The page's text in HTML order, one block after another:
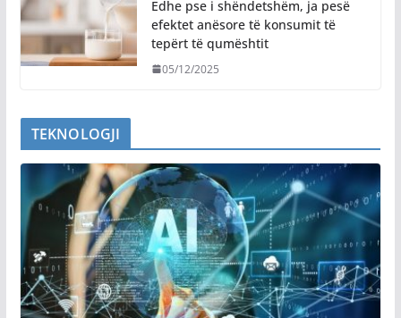
Edhe pse i shëndetshëm, ja pesë
efektet anësore të konsumit të
tepërt të qumështit
05/12/2025
TEKNOLOGJI